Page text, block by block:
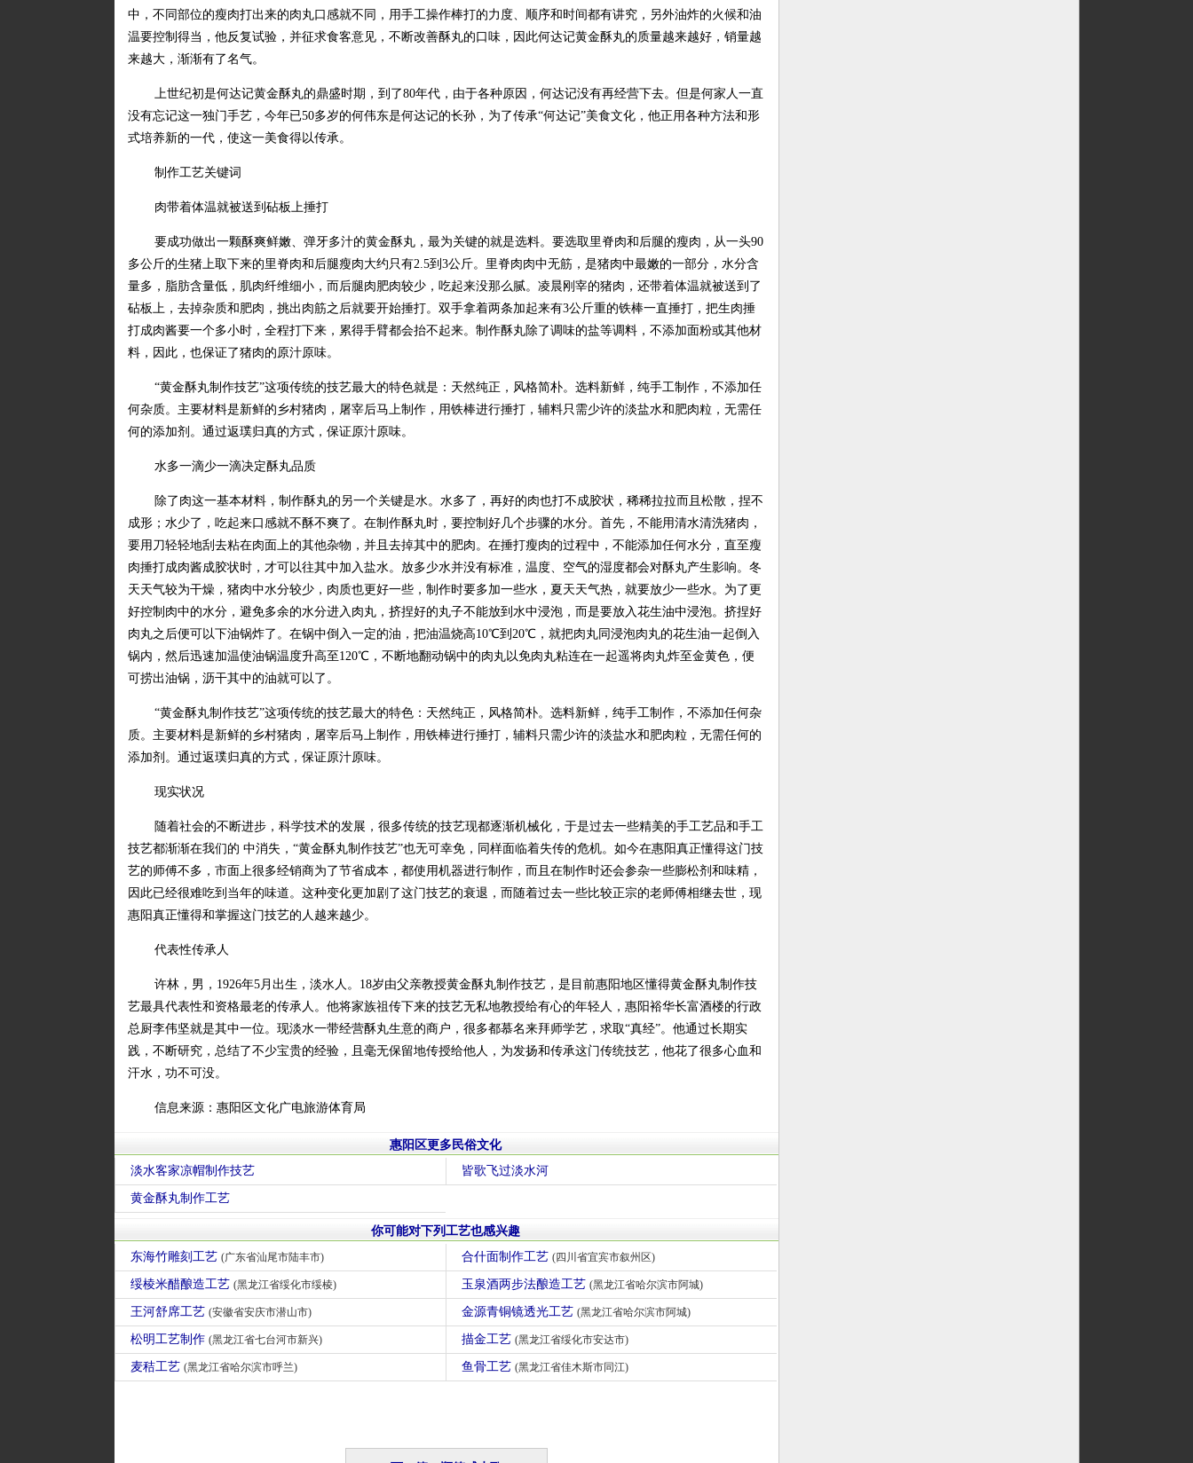
中，不同部位的瘦肉打出来的肉丸口感就不同，用手工操作棒打的力度、顺序和时间都有讲究，另外油炸的火候和油
温要控制得当，他反复试验，并征求食客意见，不断改善酥丸的口味，因此何达记黄金酥丸的质量越来越好，销量越
来越大，渐渐有了名气。
上世纪初是何达记黄金酥丸的鼎盛时期，到了80年代，由于各种原因，何达记没有再经营下去。但是何家人一直
没有忘记这一独门手艺，今年已50多岁的何伟东是何达记的长孙，为了传承“何达记”美食文化，他正用各种方法和形
式培养新的一代，使这一美食得以传承。
制作工艺关键词
肉带着体温就被送到砧板上捶打
要成功做出一颗酥爽鲜嫩、弹牙多汁的黄金酥丸，最为关键的就是选料。要选取里脊肉和后腿的瘦肉，从一头90
多公斤的生猪上取下来的里脊肉和后腿瘦肉大约只有2.5到3公斤。里脊肉肉中无筋，是猪肉中最嫩的一部分，水分含
量多，脂肪含量低，肌肉纤维细小，而后腿肉肥肉较少，吃起来没那么腻。凌晨刚宰的猪肉，还带着体温就被送到了
砧板上，去掉杂质和肥肉，挑出肉筋之后就要开始捶打。双手拿着两条加起来有3公斤重的铁棒一直捶打，把生肉捶
打成肉酱要一个多小时，全程打下来，累得手臂都会抬不起来。制作酥丸除了调味的盐等调料，不添加面粉或其他材
料，因此，也保证了猪肉的原汁原味。
“黄金酥丸制作技艺”这项传统的技艺最大的特色就是：天然纯正，风格简朴。选料新鲜，纯手工制作，不添加任
何杂质。主要材料是新鲜的乡村猪肉，屠宰后马上制作，用铁棒进行捶打，辅料只需少许的淡盐水和肥肉粒，无需任
何的添加剂。通过返璞归真的方式，保证原汁原味。
水多一滴少一滴决定酥丸品质
除了肉这一基本材料，制作酥丸的另一个关键是水。水多了，再好的肉也打不成胶状，稀稀拉拉而且松散，捏不
成形；水少了，吃起来口感就不酥不爽了。在制作酥丸时，要控制好几个步骤的水分。首先，不能用清水清洗猪肉，
要用刀轻轻地刮去粘在肉面上的其他杂物，并且去掉其中的肥肉。在捶打瘦肉的过程中，不能添加任何水分，直至瘦
肉捶打成肉酱成胶状时，才可以往其中加入盐水。放多少水并没有标准，温度、空气的湿度都会对酥丸产生影响。冬
天天气较为干燥，猪肉中水分较少，肉质也更好一些，制作时要多加一些水，夏天天气热，就要放少一些水。为了更
好控制肉中的水分，避免多余的水分进入肉丸，挤捏好的丸子不能放到水中浸泡，而是要放入花生油中浸泡。挤捏好
肉丸之后便可以下油锅炸了。在锅中倒入一定的油，把油温烧高10℃到20℃，就把肉丸同浸泡肉丸的花生油一起倒入
锅内，然后迅速加温使油锅温度升高至120℃，不断地翻动锅中的肉丸以免肉丸粘连在一起遥将肉丸炸至金黄色，便
可捞出油锅，沥干其中的油就可以了。
“黄金酥丸制作技艺”这项传统的技艺最大的特色：天然纯正，风格简朴。选料新鲜，纯手工制作，不添加任何杂
质。主要材料是新鲜的乡村猪肉，屠宰后马上制作，用铁棒进行捶打，辅料只需少许的淡盐水和肥肉粒，无需任何的
添加剂。通过返璞归真的方式，保证原汁原味。
现实状况
随着社会的不断进步，科学技术的发展，很多传统的技艺现都逐渐机械化，于是过去一些精美的手工艺品和手工
技艺都渐渐在我们的 中消失，“黄金酥丸制作技艺”也无可幸免，同样面临着失传的危机。如今在惠阳真正懂得这门技
艺的师傅不多，市面上很多经销商为了节省成本，都使用机器进行制作，而且在制作时还会参杂一些膨松剂和味精，
因此已经很难吃到当年的味道。这种变化更加剧了这门技艺的衰退，而随着过去一些比较正宗的老师傅相继去世，现
惠阳真正懂得和掌握这门技艺的人越来越少。
代表性传承人
许林，男，1926年5月出生，淡水人。18岁由父亲教授黄金酥丸制作技艺，是目前惠阳地区懂得黄金酥丸制作技
艺最具代表性和资格最老的传承人。他将家族祖传下来的技艺无私地教授给有心的年轻人，惠阳裕华长富酒楼的行政
总厨李伟坚就是其中一位。现淡水一带经营酥丸生意的商户，很多都慕名来拜师学艺，求取“真经”。他通过长期实
践，不断研究，总结了不少宝贵的经验，且毫无保留地传授给他人，为发扬和传承这门传统技艺，他花了很多心血和
汗水，功不可没。
信息来源：惠阳区文化广电旅游体育局
惠阳区更多民俗文化
淡水客家凉帽制作技艺
皆歌飞过淡水河
黄金酥丸制作工艺
你可能对下列工艺也感兴趣
东海竹雕刻工艺 (广东省汕尾市陆丰市) 合什面制作工艺 (四川省宜宾市叙州区)
绥棱米醋酿造工艺 (黑龙江省绥化市绥棱) 玉泉酒两步法酿造工艺 (黑龙江省哈尔滨市阿城)
王河舒席工艺 (安徽省安庆市潜山市) 金源青铜镜透光工艺 (黑龙江省哈尔滨市阿城)
松明工艺制作 (黑龙江省七台河市新兴) 描金工艺 (黑龙江省绥化市安达市)
麦秸工艺 (黑龙江省哈尔滨市呼兰) 鱼骨工艺 (黑龙江省佳木斯市同江)